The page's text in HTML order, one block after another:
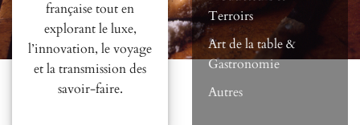
française tout en
explorant le luxe,
l’innovation, le voyage
et la transmission des
savoir-faire.
Terroirs
Art de la table &
Gastronomie
Autres